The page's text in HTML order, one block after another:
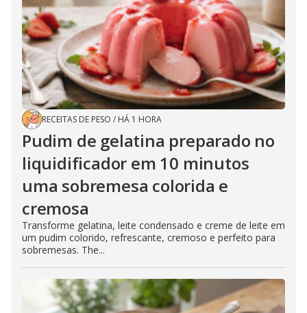
RECEITAS DE PESO / HÁ 1 HORA
Pudim de gelatina preparado no
liquidificador em 10 minutos
uma sobremesa colorida e
cremosa
Transforme gelatina, leite condensado e creme de leite em
um pudim colorido, refrescante, cremoso e perfeito para
sobremesas. The...